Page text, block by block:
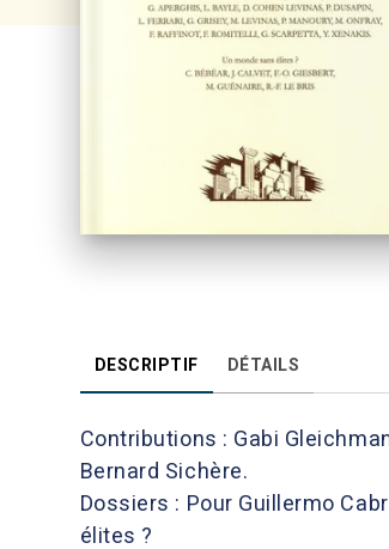
DESCRIPTIF DÉTAILS
Contributions : Gabi
Bernard Sichère.
Dossiers : Pour Guillermo
élites ?